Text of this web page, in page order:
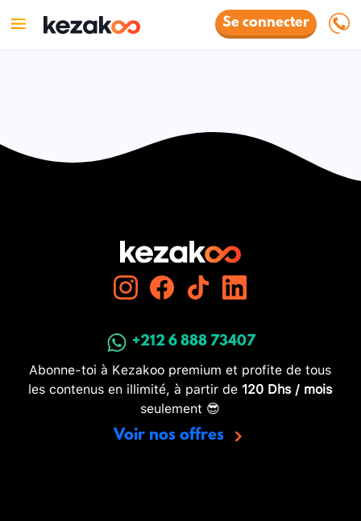
Se connecter
+212 6 888 73407
Abonne-toi à Kezakoo premium et profite de tous
les contenus en illimité, à partir de 120 Dhs / mois
seulement 😎
Voir nos offres